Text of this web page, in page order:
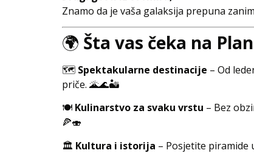
Znamo da je vaša galaksija prepuna
🌍 Šta vas čeka na
🗺️ Spektakularne destinacije – Od
priče. 🌋🌊🏜️
🍽️ Kulinarstvo za svaku vrstu – Bez
🍕🍣
🏛️ Kultura i istorija – Posjetite piramide